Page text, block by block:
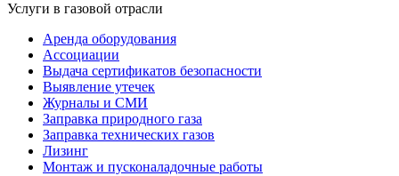
Услуги в газовой отрасли
Аренда оборудования
Ассоциации
Выдача сертификатов безопасности
Выявление утечек
Журналы и СМИ
Заправка природного газа
Заправка технических газов
Лизинг
Монтаж и пусконаладочные работы